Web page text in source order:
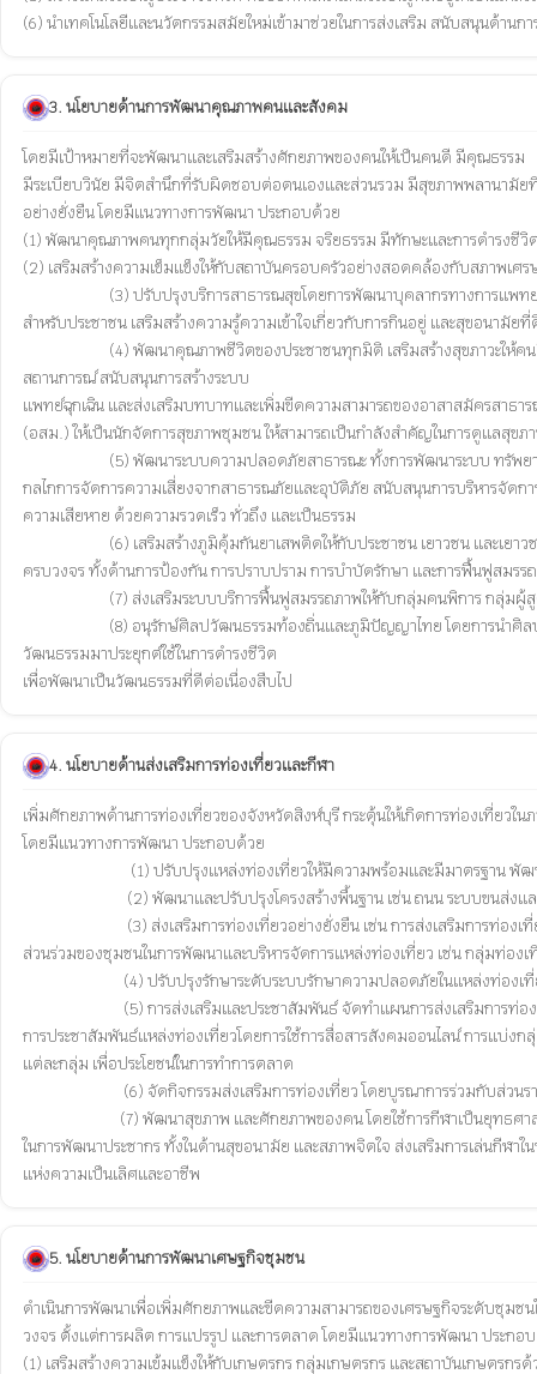
3. นโยบายด้านการพัฒนาคุณภาพคนและสังคม
โดยมีเป้าหมายที่จะพัฒนาและเสริมสร้างศักยภาพของคนให้เป็นคนดี มีคุณธรรม
มีระเบียบวินัย มีจิตสำนึกที่รับผิดชอบต่อตนเองและส่วนรวม มีสุขภาพพลานามั
อย่างยั่งยืน โดยมีแนวทางการพัฒนา ประกอบด้วย
(1) พัฒนาคุณภาพคนทุกกลุ่มวัยให้มีคุณธรรม จริยธรรม มีทักษะและการดำรงชีวิ
(2) เสริมสร้างความเข็มแข็งให้กับสถาบันครอบครัวอย่างสอดคล้องกับสภาพเ
สำหรับประชาชน เสริมสร้างความรู้ความเข้าใจเกี่ยวกับการกินอยู่ และสุขอนามั
สถานการณ์ สนับสนุนการสร้างระบบ
แพทย์ฉุกเฉิน และส่งเสริมบทบาทและเพิ่มขีดความสามารถของอาสาสมัครสาธา
(อสม.) ให้เป็นนักจัดการสุขภาพชุมชน ให้สามารถเป็นกำลังสำคัญในการดูแลสุขภ
กลไกการจัดการความเสี่ยงจากสาธารณภัยและอุบัติภัย สนับสนุนการบริหารจัด
ความเสียหาย ด้วยความรวดเร็ว ทั่วถึง และเป็นธรรม
ครบวงจร ทั้งด้านการป้องกัน การปราบปราม การบำบัดรักษา และการฟื้นฟูสมร
วัฒนธรรมมาประยุกต์ใช้ในการดำรงชีวิต
4. นโยบายด้านส่งเสริมการท่องเที่ยวและกีฬา
เพิ่มศักยภาพด้านการท่องเที่ยวของจังหวัดสิงห์บุรี กระตุ้นให้เกิดการท่องเที่ยว
โดยมีแนวทางการพัฒนา ประกอบด้วย
ส่วนร่วมของชุมชนในการพัฒนาและบริหารจัดการแหล่งท่องเที่ยว เช่น กลุ่มท่อง
การประชาสัมพันธ์แหล่งท่องเที่ยวโดยการใช้การสื่อสารสังคมออนไลน์ การแบ่งก
แต่ละกลุ่ม เพื่อประโยชน์ในการทำการตลาด
ในการพัฒนาประชากร ทั้งในด้านสุขอนามัย และสภาพจิตใจ ส่งเสริมการเล่นกี
5. นโยบายด้านการพัฒนาเศษฐกิจชุมชน
ดำเนินการพัฒนาเพื่อเพิ่มศักยภาพและขีดความสามารถของเศรษฐกิจระดับชุม
วงจร ตั้งแต่การผลิต การแปรรูป และการตลาด โดยมีแนวทางการพัฒนา ประกอ
(1) เสริมสร้างความเข้มแข็งให้กับเกษตรกร กลุ่มเกษตรกร และสถาบันเกษตรก